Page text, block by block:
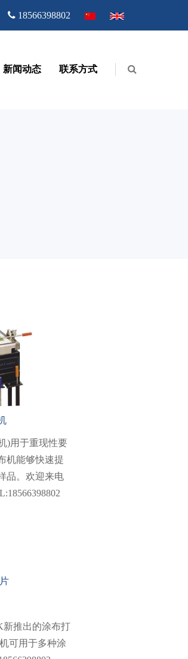
18566398802
新闻动态 联系方式
)用于重现性要
机能够快速提
品。欢迎来电
新推出的涂布打
可用于多种涂